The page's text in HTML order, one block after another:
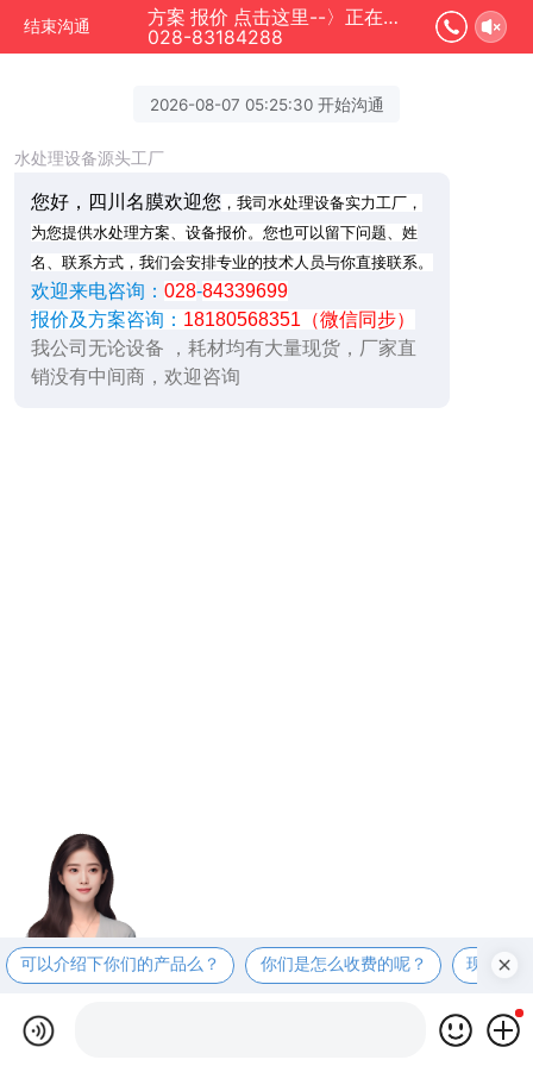
结束沟通
方案 报价 点击这里--〉正在为您服务
028-83184288
2026-08-07 05:25:30 开始沟通
水处理设备源头工厂
您好，四川名膜欢迎您 ，我司水处理设备实力工厂，
为您提供水处理方案、设备报价。您也可以留下问题、姓
名、联系方式，我们会安排专业的技术人员与你直接联系。
欢迎来电咨询： 028-84339699
报价及方案咨询： 18180568351（微信同步）
我公司无论设备 ，耗材均有大量现货，厂家直
销没有中间商，欢迎咨询
可以介绍下你们的产品么？ 你们是怎么收费的呢？ 现在有